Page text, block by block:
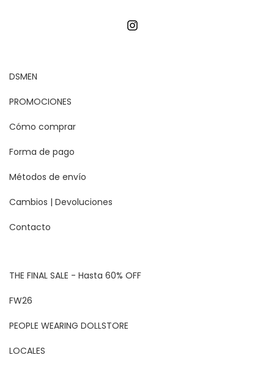
DSMEN
PROMOCIONES
Cómo comprar
Forma de pago
Métodos de envío
Cambios | Devoluciones
Contacto
THE FINAL SALE - Hasta 60% OFF
FW26
PEOPLE WEARING DOLLSTORE
LOCALES